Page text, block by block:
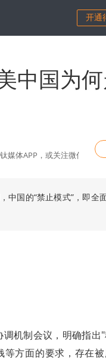
开通
中国为
体APP，或关注微信公众
中国的“禁止模式”，即全
机制会议，明确指出
方面的要求，存在